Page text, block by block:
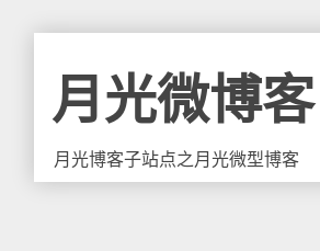
月光微博客
月光博客子站点之月光微型博客